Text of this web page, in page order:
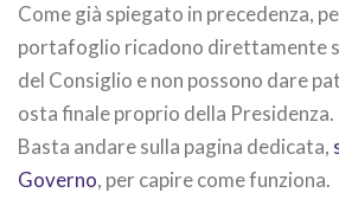
Come già spiegato in precedenza,
portafoglio ricadono direttamente
del Consiglio e non possono dare
osta finale proprio della Presidenza.
Basta andare sulla pagina dedicata,
Governo, per capire come funziona.